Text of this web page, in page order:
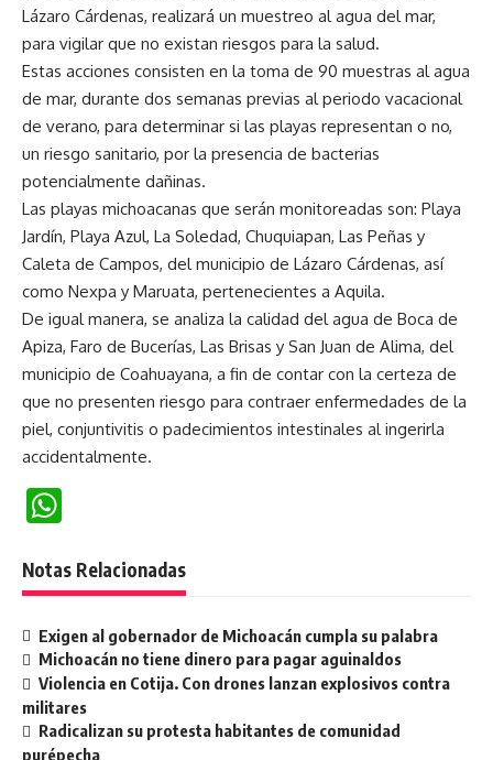
Lázaro Cárdenas, realizará un muestreo al agua del mar,
para vigilar que no existan riesgos para la salud.
Estas acciones consisten en la toma de 90 muestras al agua
de mar, durante dos semanas previas al periodo vacacional
de verano, para determinar si las playas representan o no,
un riesgo sanitario, por la presencia de bacterias
potencialmente dañinas.
Las playas michoacanas que serán monitoreadas son: Playa
Jardín, Playa Azul, La Soledad, Chuquiapan, Las Peñas y
Caleta de Campos, del municipio de Lázaro Cárdenas, así
como Nexpa y Maruata, pertenecientes a Aquila.
De igual manera, se analiza la calidad del agua de Boca de
Apiza, Faro de Bucerías, Las Brisas y San Juan de Alima, del
municipio de Coahuayana, a fin de contar con la certeza de
que no presenten riesgo para contraer enfermedades de la
piel, conjuntivitis o padecimientos intestinales al ingerirla
accidentalmente.
Notas Relacionadas
Exigen al gobernador de Michoacán cumpla su palabra
Michoacán no tiene dinero para pagar aguinaldos
Violencia en Cotija. Con drones lanzan explosivos contra
militares
Radicalizan su protesta habitantes de comunidad
purépecha